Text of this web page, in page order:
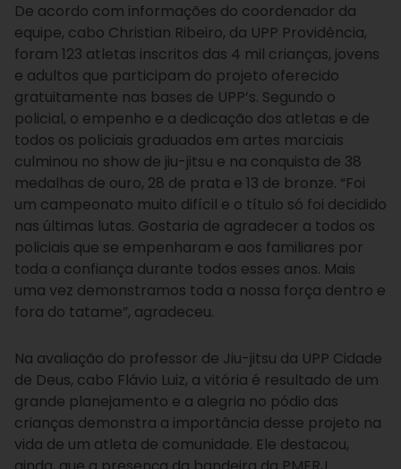
De acordo com informações do coordenador da
equipe, cabo Christian Ribeiro, da UPP Providência,
foram 123 atletas inscritos das 4 mil crianças, jovens
e adultos que participam do projeto oferecido
gratuitamente nas bases de UPP’s. Segundo o
policial, o empenho e a dedicação dos atletas e de
todos os policiais graduados em artes marciais
culminou no show de jiu-jitsu e na conquista de 38
medalhas de ouro, 28 de prata e 13 de bronze. “Foi
um campeonato muito difícil e o título só foi decidido
nas últimas lutas. Gostaria de agradecer a todos os
policiais que se empenharam e aos familiares por
toda a confiança durante todos esses anos. Mais
uma vez demonstramos toda a nossa força dentro e
fora do tatame”, agradeceu.
Na avaliação do professor de Jiu-jitsu da UPP Cidade
de Deus, cabo Flávio Luiz, a vitória é resultado de um
grande planejamento e a alegria no pódio das
crianças demonstra a importância desse projeto na
vida de um atleta de comunidade. Ele destacou,